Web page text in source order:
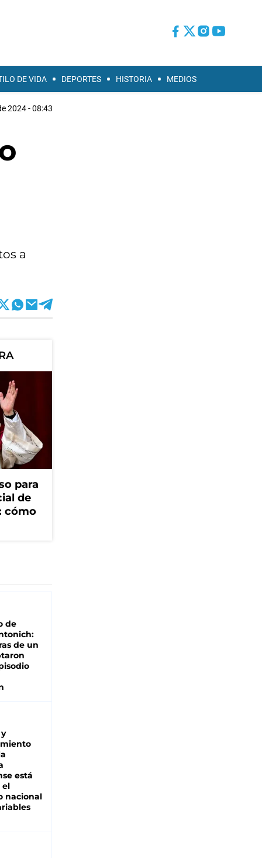
DE VIDA DEPORTES HISTORIA MEDIOS
2024 - 08:43
a
para
de
cómo
de
de un
está
el
nacional